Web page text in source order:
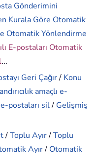
Gönderimini
Kurala Göre Otomatik
Otomatik Yönlendirme
E-postaları Otomatik
...
Geri Çağır/ Konu
amaçlı e-
postaları sil/ Gelişmiş
/Toplu Ayır/Toplu
Ayır/ Otomatik